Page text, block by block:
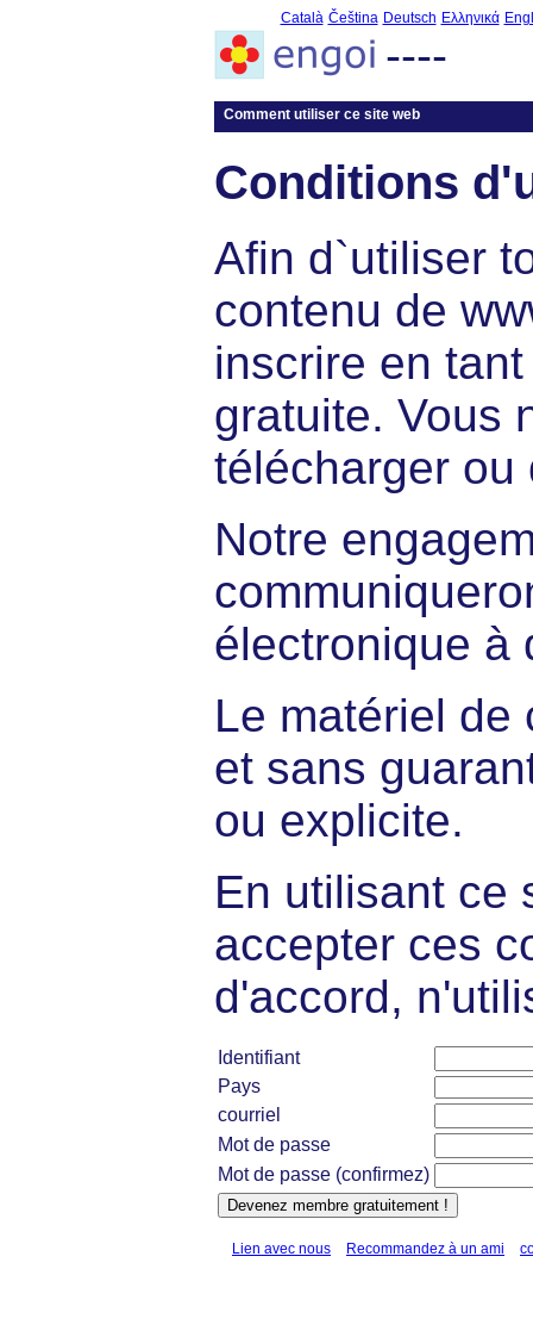
Català Čeština Deutsch Ελληνικά
----
Comment utiliser ce site web
Conditions
Afin d`utiliser
contenu de
inscrire en
gratuite. Vous
télécharger ou
Notre
électronique à
Le matériel de
et sans
ou explicite.
En utilisant ce
accepter ces
d'accord,
Identifiant
Pays
courriel
Mot de passe
Mot de passe (confirmez)
Lien avec nous Recommandez à un ami